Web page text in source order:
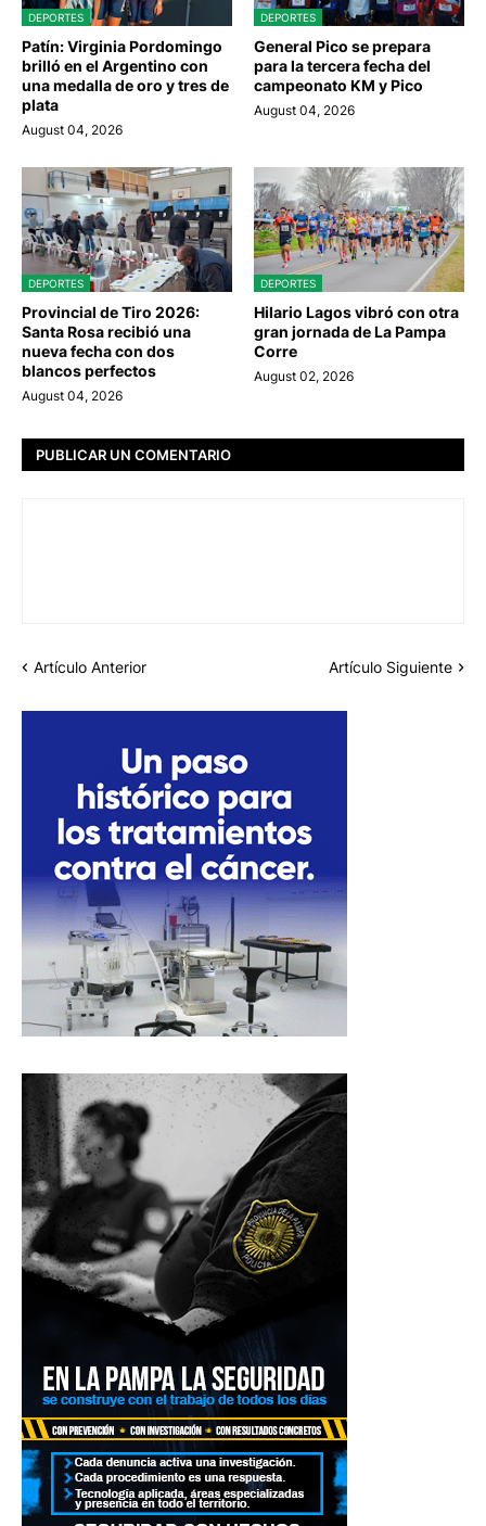
DEPORTES
Patín: Virginia Pordomingo
brilló en el Argentino con
una medalla de oro y tres de
plata
August 04, 2026
DEPORTES
General Pico se prepara
para la tercera fecha del
campeonato KM y Pico
August 04, 2026
DEPORTES
Provincial de Tiro 2026:
Santa Rosa recibió una
nueva fecha con dos
blancos perfectos
August 04, 2026
DEPORTES
Hilario Lagos vibró con otra
gran jornada de La Pampa
Corre
August 02, 2026
PUBLICAR UN COMENTARIO
Artículo Anterior Artículo Siguiente